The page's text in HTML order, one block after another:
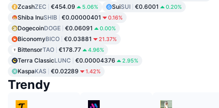
ZcashZEC €454.09 5.06% SuiSUI €0.6001 0.20%
Shiba InuSHIB €0.00000401 0.16%
DogecoinDOGE €0.06091 0.00%
BiconomyBICO €0.03881 21.37%
BittensorTAO €178.77 4.96%
Terra ClassicLUNC €0.00004376 2.95%
KaspaKAS €0.02289 1.42%
Trendy